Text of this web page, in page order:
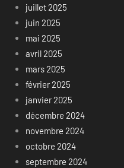
juillet 2025
juin 2025
mai 2025
avril 2025
mars 2025
février 2025
janvier 2025
décembre 2024
novembre 2024
octobre 2024
septembre 2024